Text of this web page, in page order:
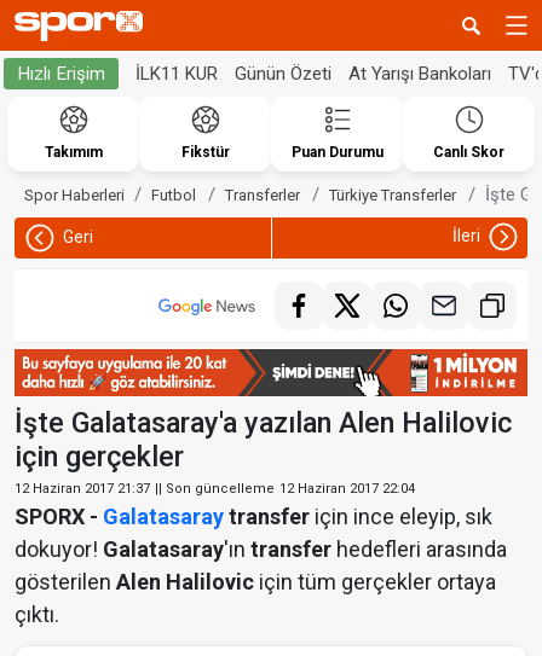
Hızlı Erişim İLK11 KUR Günün Özeti At Yarışı Bankoları
Takımım Fikstür Puan Durumu Canlı Skor
Spor Haberleri Futbol Transferler Türkiye Transferler İşte
Geri İleri
İşte Galatasaray'a yazılan Alen Halilovic
için gerçekler
12 Haziran 2017 21:37 || Son güncelleme 12 Haziran 2017 22:04
SPORX - Galatasaraytransfer için ince eleyip, sık
dokuyor! Galatasaray'ın transfer hedefleri arasında
gösterilen Alen Halilovic için tüm gerçekler ortaya
çıktı.